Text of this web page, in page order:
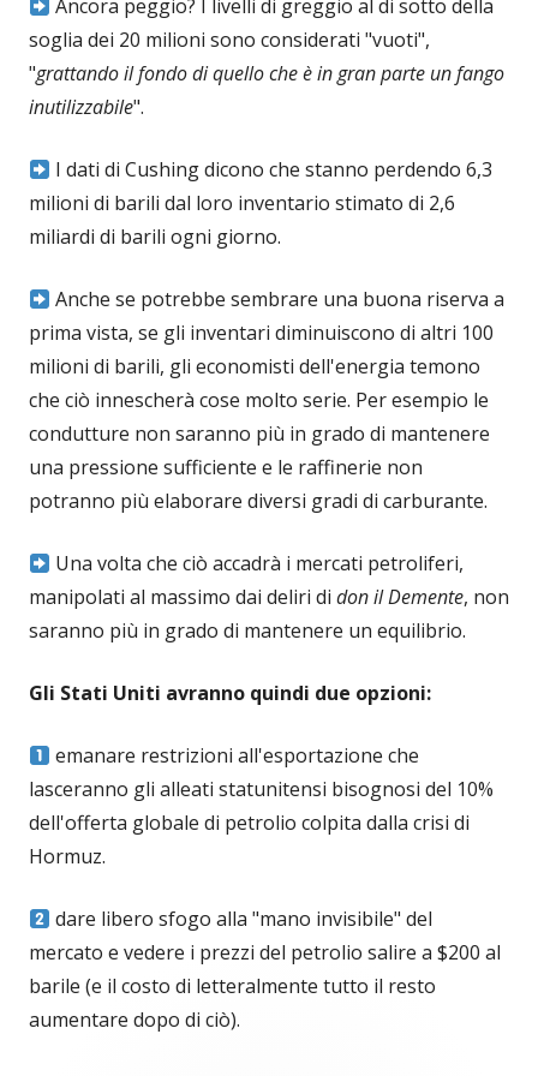
Ancora peggio? I livelli di greggio al di sotto della
soglia dei 20 milioni sono considerati "vuoti",
"grattando il fondo di quello che è in gran parte un fango
inutilizzabile".
I dati di Cushing dicono che stanno perdendo 6,3
milioni di barili dal loro inventario stimato di 2,6
miliardi di barili ogni giorno.
Anche se potrebbe sembrare una buona riserva a
prima vista, se gli inventari diminuiscono di altri 100
milioni di barili, gli economisti dell'energia temono
che ciò innescherà cose molto serie. Per esempio le
condutture non saranno più in grado di mantenere
una pressione sufficiente e le raffinerie non
potranno più elaborare diversi gradi di carburante.
Una volta che ciò accadrà i mercati petroliferi,
manipolati al massimo dai deliri di don il Demente, non
saranno più in grado di mantenere un equilibrio.
Gli Stati Uniti avranno quindi due opzioni:
emanare restrizioni all'esportazione che
lasceranno gli alleati statunitensi bisognosi del 10%
dell'offerta globale di petrolio colpita dalla crisi di
Hormuz.
dare libero sfogo alla "mano invisibile" del
mercato e vedere i prezzi del petrolio salire a $200 al
barile (e il costo di letteralmente tutto il resto
aumentare dopo di ciò).